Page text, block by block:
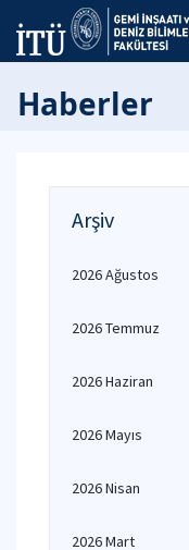
Haberler
Arşiv
2026 Ağustos
2026 Temmuz
2026 Haziran
2026 Mayıs
2026 Nisan
2026 Mart